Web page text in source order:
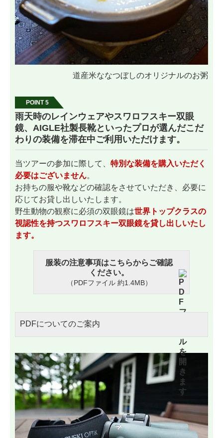
道産米ななつぼしのオリジナルのお粥
POINT 5
雨天時のレインウェアやスワロフスキー双眼
鏡、AIGLE社製長靴といったプロが選んだこだ
わりの装備を滞在中ご利用いただけます。
当ツアーの参加に際して、 特別な装備を購入いただく
必要はございません。
お持ちの服や靴などの確認をさせていただき、必要に
応じてお貸し出しいたします。
野生動物の観察に必須の双眼鏡は世界トップクラスの
視認性を持つスワロフスキー双眼鏡を貸し出しいたし
ます。
服装の注意事項はこちらからご確認
ください。
（PDFファイル 約1.4MB）
PDFについてのご案内